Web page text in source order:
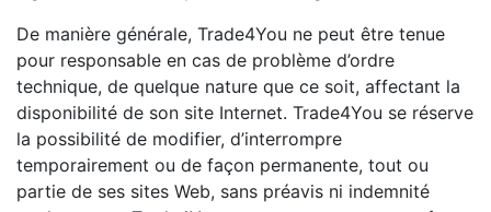
De manière générale, Trade4You ne peut être tenue
pour responsable en cas de problème d’ordre
technique, de quelque nature que ce soit, affectant la
disponibilité de son site Internet. Trade4You se réserve
la possibilité de modifier, d’interrompre
temporairement ou de façon permanente, tout ou
partie de ses sites Web, sans préavis ni indemnité